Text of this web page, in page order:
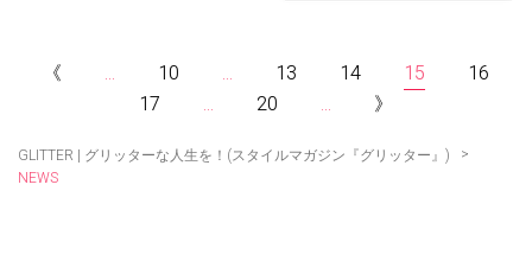
《 ... 10 ... 13 14 15
16
17
... 20 ... 》
GLITTER | グリッターな人生を！(スタイルマガジン『グリッター』)
>
NEWS